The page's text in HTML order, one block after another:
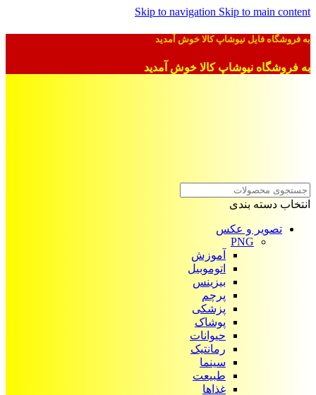
Skip to navigation Skip to main content
به فروشگاه فایل نیوشاپ کالا خوش آمدید
به فروشگاه نیوشاپ کالا خوش آمدید
انتخاب دسته بندی
تصویر و عکس
PNG
آموزش
اتوموبیل
بیزینس
پرچم
پزشکی
پوشاک
حیوانات
رمانتیک
سینما
طبیعت
غذاها